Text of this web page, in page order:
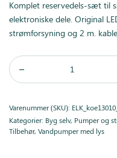
Komplet reservedels-sæt til
elektroniske dele. Original
strømforsyning og 2 m.
Varenummer (SKU):
Kategorier: Byg selv, Pumper og
Tilbehør, Vandpumper med lys